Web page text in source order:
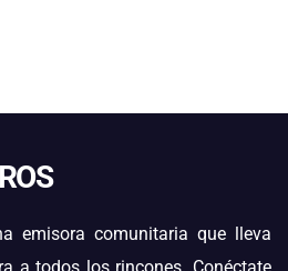
emisora comunitaria que lleva
a todos los rincones. Conéctate